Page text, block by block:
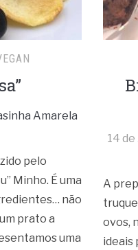
Amarela
pelo
Minho. É uma
não
prato a
uma
14
A
ovos,
ideais